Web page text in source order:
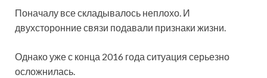
Поначалу все складывалось неплохо. И
двухсторонние связи подавали признаки жизни.
Однако уже с конца 2016 года ситуация серьезно
осложнилась.